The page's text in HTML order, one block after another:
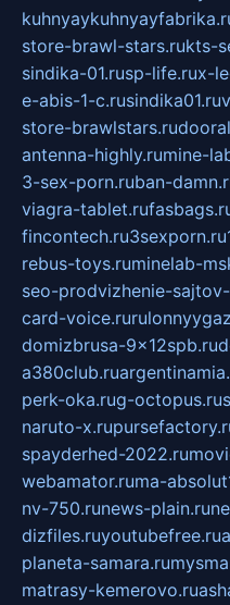
store-brawl-stars.rukts-
sindika-01.rusp-life.rux-
e-abis-1-c.rusindika01.ru
store-brawlstars.ru
antenna-highly.rumine-
3-sex-porn.ruban-
viagra-tablet.ru
fincontech.ru3sexporn.ru
rebus-toys.ruminelab-
seo-prodvizhenie-
card-voice.ru
domizbrusa-9x12spb.ru
a380club.ru
perk-oka.rug-octopus.ru
naruto-x.ru
spayderhed-2022.ru
webamator.ruma-
nv-750.runews-plain.ru
dizfiles.ruyoutubefree.ru
planeta-samara.ru
matrasy-kemerovo.ru